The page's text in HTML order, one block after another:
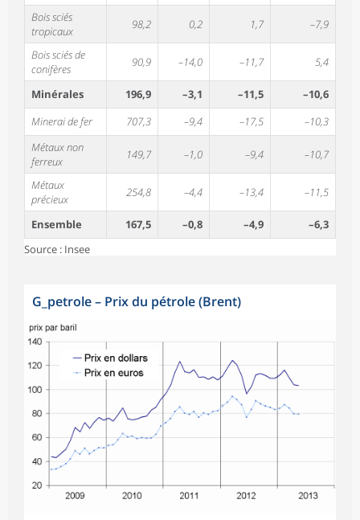
Bois sciés
tropicaux
98,2 0,2 1,7 –7,9
Bois sciés de
conifères
90,9 –14,0 –11,7 5,4
Minérales 196,9 –3,1 –11,5
–10,6
Minerai de fer
707,3 –9,4 –17,5
–10,3
Métaux non
ferreux
149,7 –1,0 –9,4 –10,7
Métaux
précieux
254,8 –4,4 –13,4 –11,5
Ensemble 167,5 –0,8 –4,9
–6,3
Source : Insee
G_petrole– Prix du pétrole (Brent)